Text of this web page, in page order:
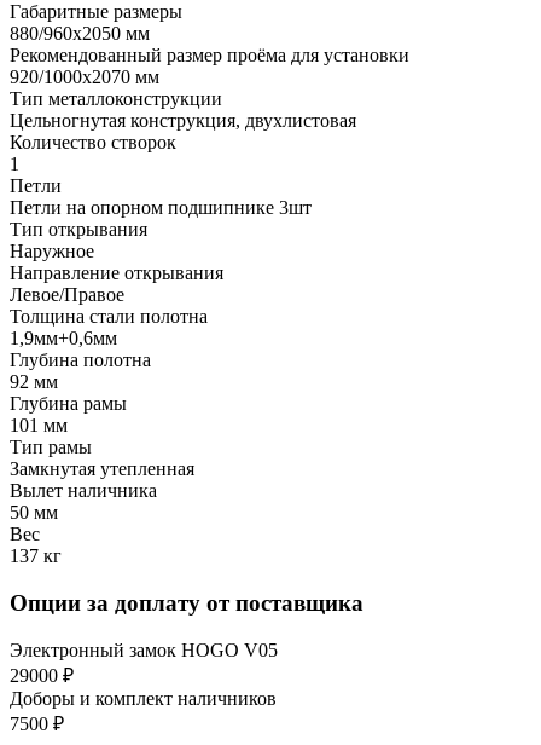
Габаритные размеры
880/960х2050 мм
Рекомендованный размер проёма для установки
920/1000х2070 мм
Тип металлоконструкции
Цельногнутая конструкция, двухлистовая
Количество створок
1
Петли
Петли на опорном подшипнике 3шт
Тип открывания
Наружное
Направление открывания
Левое/Правое
Толщина стали полотна
1,9мм+0,6мм
Глубина полотна
92 мм
Глубина рамы
101 мм
Тип рамы
Замкнутая утепленная
Вылет наличника
50 мм
Вес
137 кг
Опции за доплату от поставщика
Электронный замок HOGO V05
29000 ₽
Доборы и комплект наличников
7500 ₽